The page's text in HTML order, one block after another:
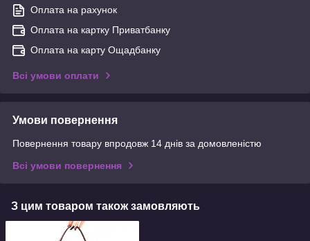
Оплата на рахунок
Оплата на картку Приватбанку
Оплата на карту Ощадбанку
Всі умови оплати
Умови повернення
Повернення товару впродовж 14 днів за домовленістю
Всі умови повернення
З цим товаром також замовляють